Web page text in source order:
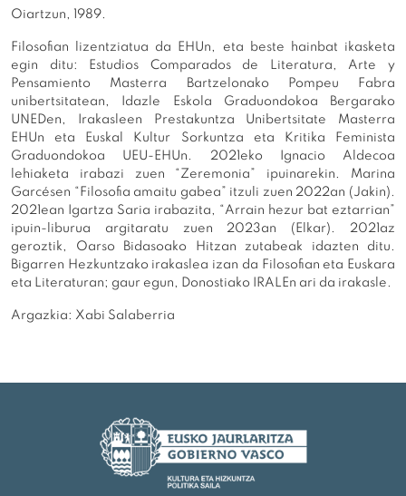
Oiartzun, 1989.
Filosofian lizentziatua da EHUn, eta beste hainbat ikasketa
egin ditu: Estudios Comparados de Literatura, Arte y
Pensamiento Masterra Bartzelonako Pompeu Fabra
unibertsitatean, Idazle Eskola Graduondokoa Bergarako
UNEDen, Irakasleen Prestakuntza Unibertsitate Masterra
EHUn eta Euskal Kultur Sorkuntza eta Kritika Feminista
Graduondokoa UEU-EHUn. 2021eko Ignacio Aldecoa
lehiaketa irabazi zuen “Zeremonia” ipuinarekin. Marina
Garcésen “Filosofia amaitu gabea” itzuli zuen 2022an (Jakin).
2021ean Igartza Saria irabazita, “Arrain hezur bat eztarrian”
ipuin-liburua argitaratu zuen 2023an (Elkar). 2021az
geroztik, Oarso Bidasoako Hitzan zutabeak idazten ditu.
Bigarren Hezkuntzako irakaslea izan da Filosofian eta Euskara
eta Literaturan; gaur egun, Donostiako IRALEn ari da irakasle.
Argazkia: Xabi Salaberria